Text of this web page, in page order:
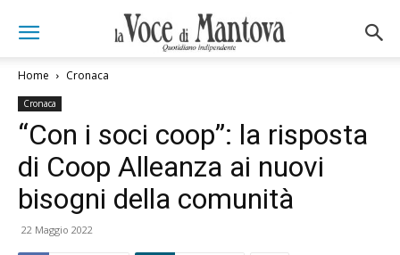
Home Cronaca
Cronaca
“Con i soci coop”: la risposta
di Coop Alleanza ai nuovi
bisogni della comunità
22 Maggio 2022